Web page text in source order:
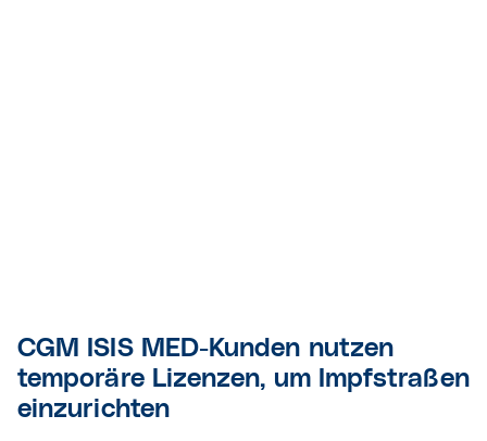
CGM ISIS MED-Kunden nutzen
temporäre Lizenzen, um Impfstraßen
einzurichten